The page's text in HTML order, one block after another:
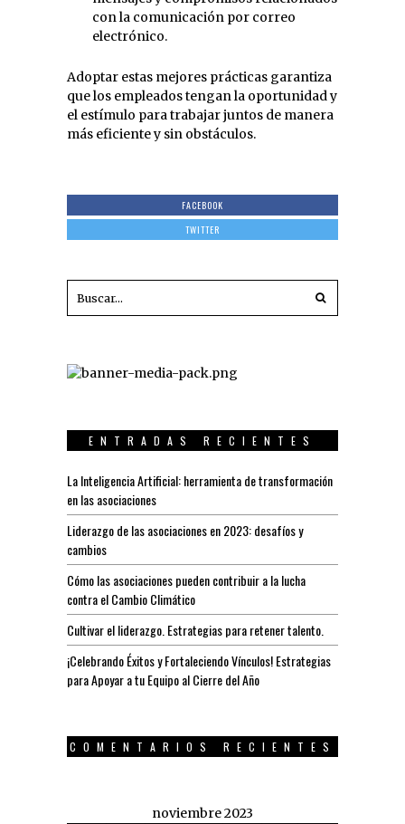
con la comunicación por correo
electrónico.
Adoptar estas mejores prácticas garantiza
que los empleados tengan la oportunidad y
el estímulo para trabajar juntos de manera
más eficiente y sin obstáculos.
FACEBOOK
TWITTER
ENTRADAS RECIENTES
La Inteligencia Artificial: herramienta de transformación
en las asociaciones
Liderazgo de las asociaciones en 2023: desafíos y
cambios
Cómo las asociaciones pueden contribuir a la lucha
contra el Cambio Climático
Cultivar el liderazgo. Estrategias para retener talento.
¡Celebrando Éxitos y Fortaleciendo Vínculos! Estrategias
para Apoyar a tu Equipo al Cierre del Año
COMENTARIOS RECIENTES
noviembre 2023